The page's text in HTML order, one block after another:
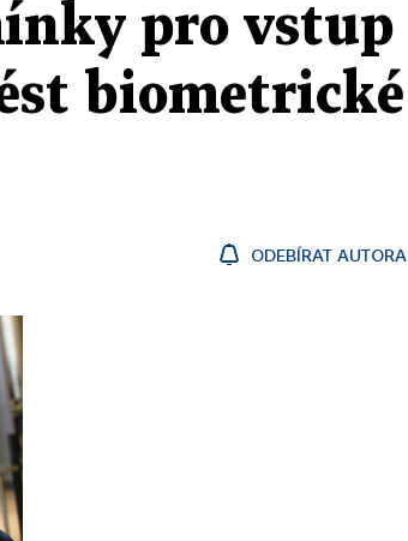
pro vstup
biometrické
ODEBÍRAT AUTORA